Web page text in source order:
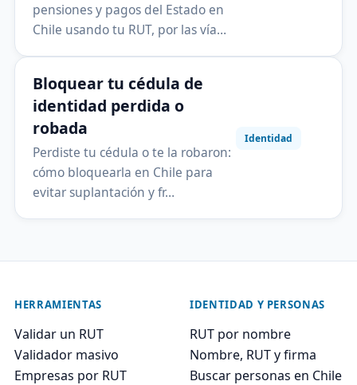
pensiones y pagos del Estado en
Chile usando tu RUT, por las vía…
Bloquear tu cédula de
identidad perdida o
robada
Perdiste tu cédula o te la robaron:
cómo bloquearla en Chile para
evitar suplantación y fr…
Identidad
HERRAMIENTAS
Validar un RUT
Validador masivo
Empresas por RUT
IDENTIDAD Y PERSONAS
RUT por nombre
Nombre, RUT y firma
Buscar personas en Chile